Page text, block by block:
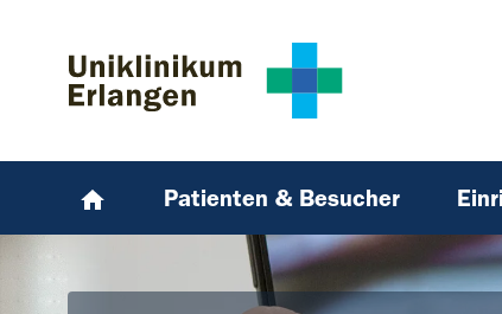
Patienten & Besucher